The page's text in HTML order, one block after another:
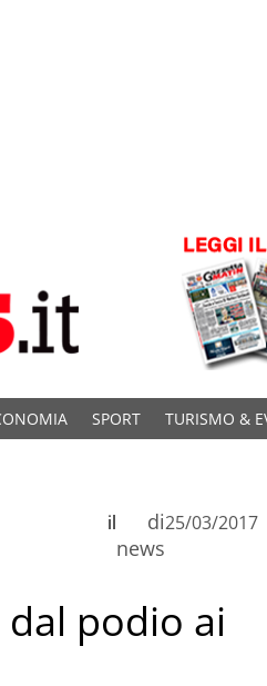
SPORT TURISMO &
di
news
il 25/03/2017
podio ai